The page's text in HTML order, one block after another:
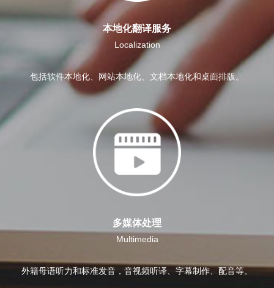
本地化翻译服务
Localization
包括软件本地化、网站本地化、文档本地化和桌面排版。
多媒体处理
Multimedia
外籍母语听力和标准发音，音视频听译、字幕制作、配音等。